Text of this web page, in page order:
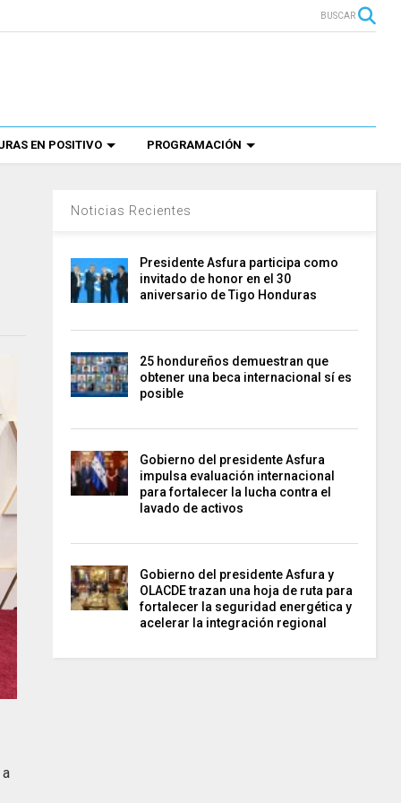
BUSCAR
EN POSITIVO PROGRAMACIÓN
Noticias Recientes
Presidente Asfura participa como
invitado de honor en el 30
aniversario de Tigo Honduras
25 hondureños demuestran que
obtener una beca internacional sí es
posible
Gobierno del presidente Asfura
impulsa evaluación internacional
para fortalecer la lucha contra el
lavado de activos
Gobierno del presidente Asfura y
OLACDE trazan una hoja de ruta para
fortalecer la seguridad energética y
acelerar la integración regional